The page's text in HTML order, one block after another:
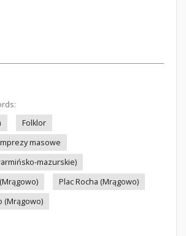
Folklor
masowe
mazurskie)
Plac Rocha (Mrągowo)
(Mrągowo)